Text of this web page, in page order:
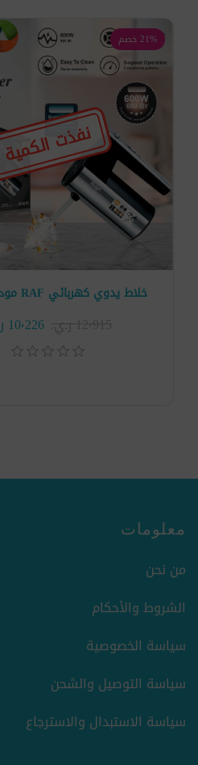
نفذت الكمية
خلاط يدوي كهربائي RAF موديل R.6690
21% خصم
12٬915 ر.ي.‏ 10٬226 ر.ي.‏
معلومات
من نحن
الشروط والأحكام
سياسة الخصوصية
سياسة التوصيل والشحن
سياسة الاستبدال والاسترجاع